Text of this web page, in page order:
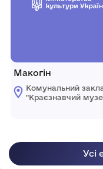
Макогін
Комунальний
"Краєзнавчий музей
Усі